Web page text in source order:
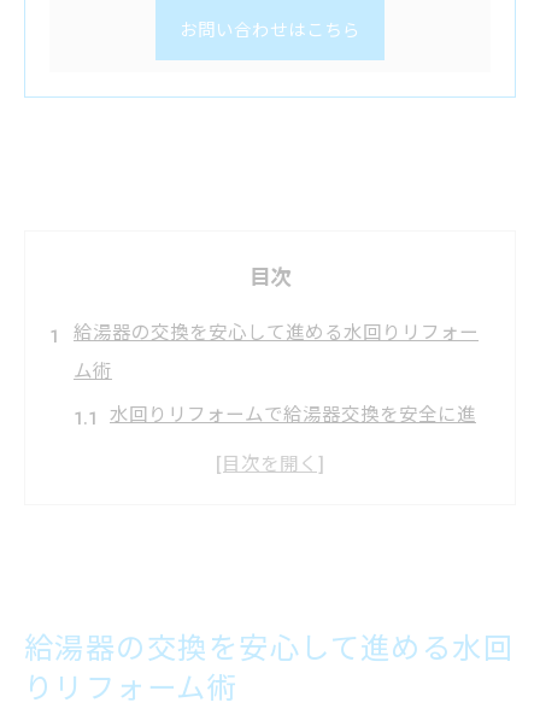
お問い合わせはこちら
目次
給湯器の交換を安心して進める水回りリフォー
ム術
水回りリフォームで給湯器交換を安全に進
給湯器交換で後悔しない水回りリフォーム
の秘訣
給湯器の交換を安心して進める水回
りリフォーム術